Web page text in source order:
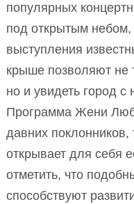
популярных
под открытым небом,
выступления
крыше позволяют не
но и увидеть город с
Программа Жени
давних поклонников,
открывает для себя
отметить, что
способствуют